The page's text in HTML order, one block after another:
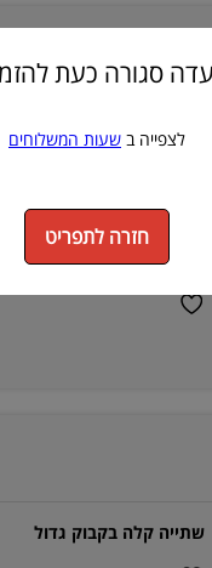
סלט טונה
שתייה קלה בקבוק גדול
סגורה כעת
לצפייה ב שעות המשלוחים
חזרה לתפריט